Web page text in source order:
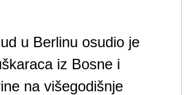
u Berlinu osudio je
iz Bosne i
na višegodišnje